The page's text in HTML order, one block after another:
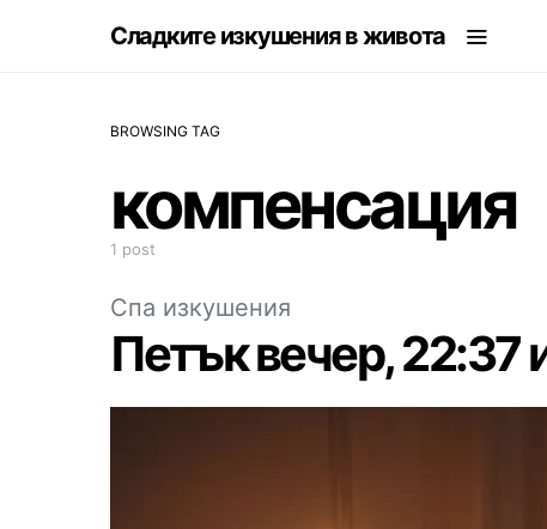
Сладките изкушения в живота
BROWSING TAG
компенсация
1 post
Спа изкушения
Петък вечер, 22:37